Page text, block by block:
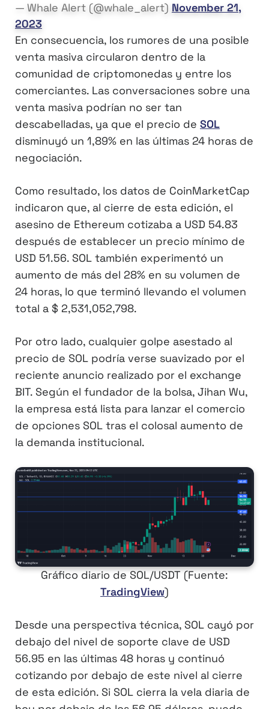
— Whale Alert (@whale_alert) November 21,
2023
En consecuencia, los rumores de una posible
venta masiva circularon dentro de la
comunidad de criptomonedas y entre los
comerciantes. Las conversaciones sobre una
venta masiva podrían no ser tan
descabelladas, ya que el precio de SOL
disminuyó un 1,89% en las últimas 24 horas de
negociación.
Como resultado, los datos de CoinMarketCap
indicaron que, al cierre de esta edición, el
asesino de Ethereum cotizaba a USD 54.83
después de establecer un precio mínimo de
USD 51.56. SOL también experimentó un
aumento de más del 28% en su volumen de
24 horas, lo que terminó llevando el volumen
total a $ 2,531,052,798.
Por otro lado, cualquier golpe asestado al
precio de SOL podría verse suavizado por el
reciente anuncio realizado por el exchange
BIT. Según el fundador de la bolsa, Jihan Wu,
la empresa está lista para lanzar el comercio
de opciones SOL tras el colosal aumento de
la demanda institucional.
Gráfico diario de SOL/USDT (Fuente:
TradingView)
Desde una perspectiva técnica, SOL cayó por
debajo del nivel de soporte clave de USD
56.95 en las últimas 48 horas y continuó
cotizando por debajo de este nivel al cierre
de esta edición. Si SOL cierra la vela diaria de